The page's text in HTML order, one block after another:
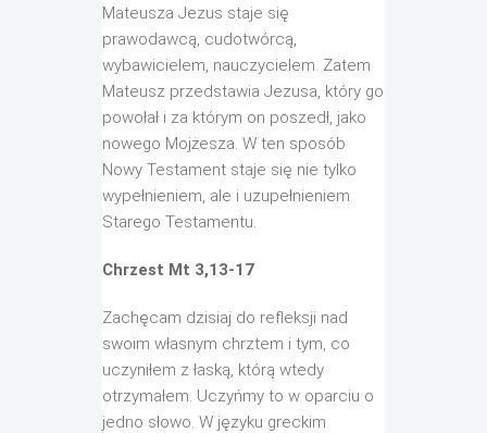
Mateusza Jezus staje się
prawodawcą, cudotwórcą,
wybawicielem, nauczycielem. Zatem
Mateusz przedstawia Jezusa, który go
powołał i za którym on poszedł, jako
nowego Mojżesza. W ten sposób
Nowy Testament staje się nie tylko
wypełnieniem, ale i uzupełnieniem
Starego Testamentu.
Chrzest Mt 3,13-17
Zachęcam dzisiaj do refleksji nad
swoim własnym chrztem i tym, co
uczyniłem z łaską, którą wtedy
otrzymałem. Uczyńmy to w oparciu o
jedno słowo. W języku greckim